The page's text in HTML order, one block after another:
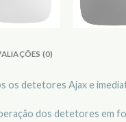
(0)
detetores Ajax e
dos detetores em